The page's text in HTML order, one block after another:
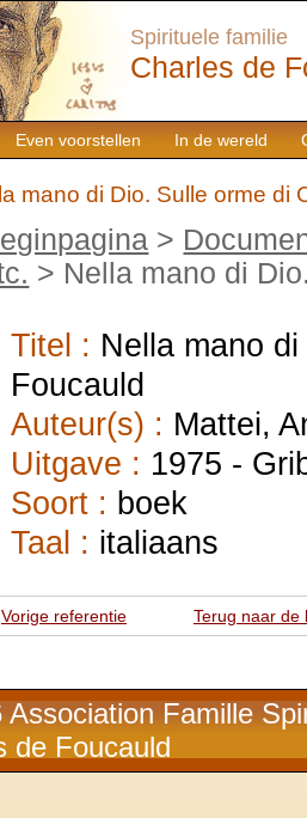
Even voorstellen In de wereld
Spirituele familie
Charles de
mano di Dio. Sulle orme di
>
> Nella mano di
Titel : Nella mano
Foucauld
Auteur(s) : Mattei,
Uitgave : 1975 -
Soort : boek
Taal : italiaans
Vorige referentie Terug naar de
Famille
de Foucauld